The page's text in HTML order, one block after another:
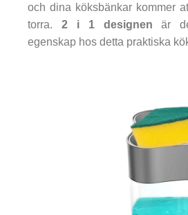
och dina köksbänkar kommer
torra. 2 i 1 designen är
egenskap hos detta praktiska